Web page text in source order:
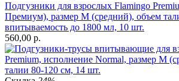
Подгузники для взрослых Flamingo
Премиум), размер М (средний), объем
впитываемость до 1800 мл, 10 шт.
560,00 р.